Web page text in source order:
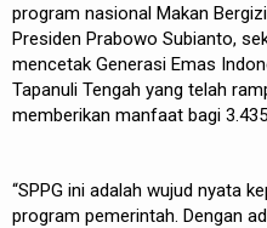
program nasional Makan
Presiden Prabowo Subianto,
mencetak Generasi Emas
Tapanuli Tengah yang telah
memberikan manfaat bagi
“SPPG ini adalah wujud nyata
program pemerintah. Dengan